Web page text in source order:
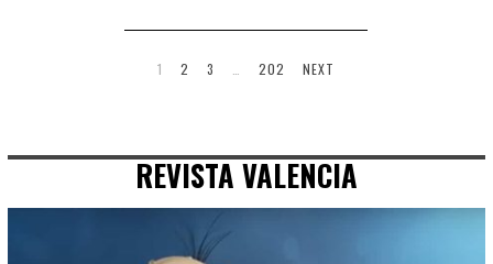
1 2 3 202 NEXT
REVISTA VALENCIA